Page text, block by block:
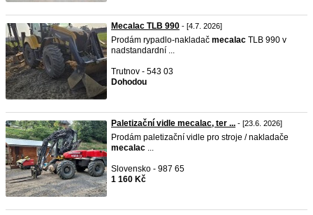
Mecalac TLB 990 - [4.7. 2026]
Prodám rypadlo-nakladač mecalac TLB 990 v
nadstandardní ...
Trutnov - 543 03
Dohodou
Paletizační vidle mecalac, ter ... - [23.6. 2026]
Prodám paletizační vidle pro stroje / nakladače
mecalac ...
Slovensko - 987 65
1 160 Kč